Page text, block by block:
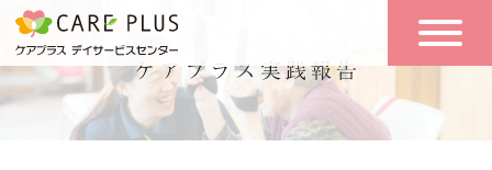
こんな方に
おすすめ
一日の流れ